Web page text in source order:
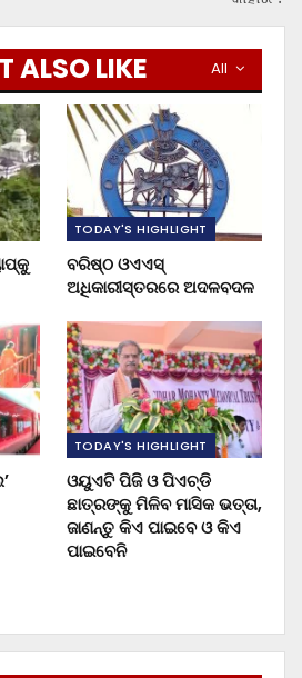
All
ALSO LIKE
TODAY'S HIGHLIGHT
ବରିଷ୍ଠ ଓଏଏସ୍‌
ଅଧିକାରୀସ୍ତରରେ ଅଦଳବଦଳ
TODAY'S HIGHLIGHT
ଓୟୁଏଟି ପିଜି ଓ ପିଏଚ୍‌ଡି
ଛାତ୍ରଙ୍କୁ ମିଳିବ ମାସିକ ଭତ୍ତା,
ଜାଣନ୍ତୁ କିଏ ପାଇବେ ଓ କିଏ
ପାଇବେନି